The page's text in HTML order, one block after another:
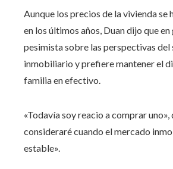
Aunque los precios de la vivienda se
en los últimos años, Duan dijo que en
pesimista sobre las perspectivas del
inmobiliario y prefiere mantener el
familia en efectivo.
«Todavía soy reacio a comprar uno»,
consideraré cuando el mercado
estable».